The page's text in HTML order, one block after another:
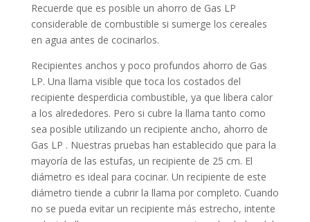
Recuerde que es posible un ahorro de Gas LP
considerable de combustible si sumerge los cereales
en agua antes de cocinarlos.
Recipientes anchos y poco profundos ahorro de Gas
LP. Una llama visible que toca los costados del
recipiente desperdicia combustible, ya que libera calor
a los alrededores. Pero si cubre la llama tanto como
sea posible utilizando un recipiente ancho, ahorro de
Gas LP . Nuestras pruebas han establecido que para la
mayoría de las estufas, un recipiente de 25 cm. El
diámetro es ideal para cocinar. Un recipiente de este
diámetro tiende a cubrir la llama por completo. Cuando
no se pueda evitar un recipiente más estrecho, intente